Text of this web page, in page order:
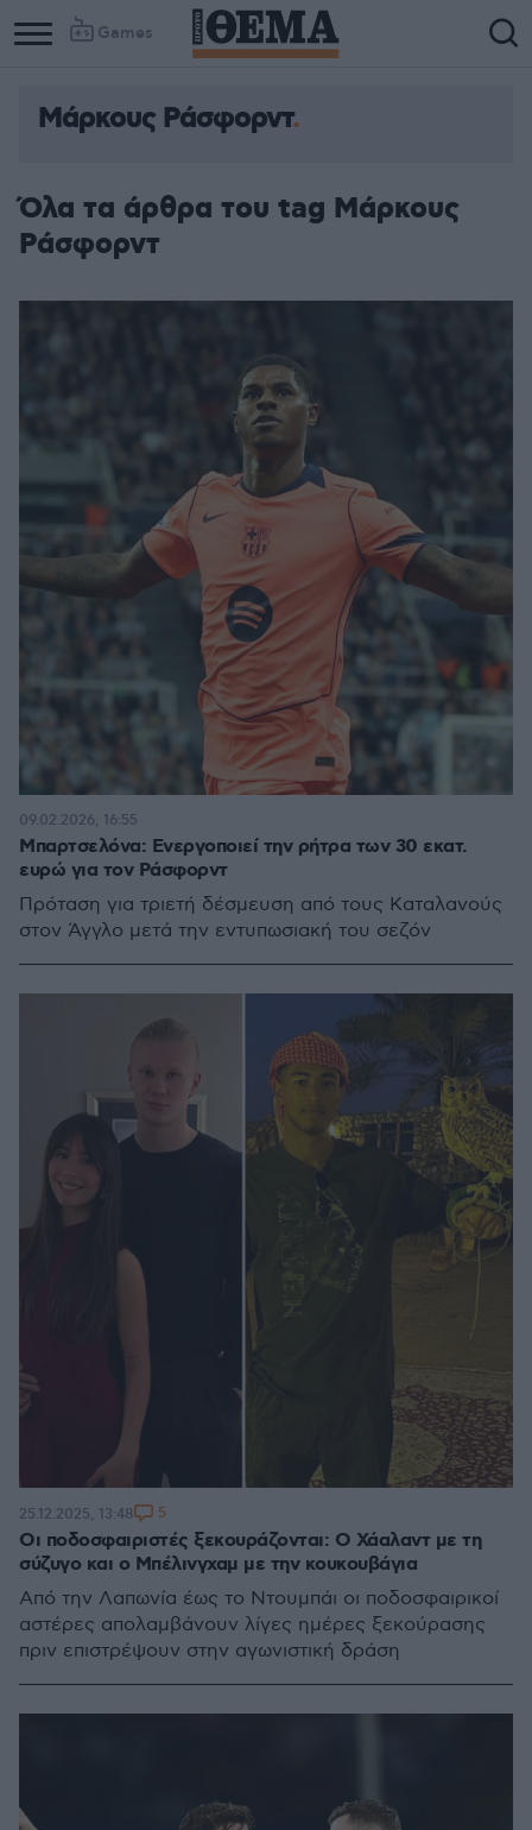
Games
Μάρκους Ράσφορντ
Όλα τα άρθρα του tag Μάρκους
Ράσφορντ
Μπαρτσελόνα: Ενεργοποιεί την ρήτρα των 30 εκατ.
ευρώ για τον Ράσφορντ
Πρόταση για τριετή δέσμευση από τους Καταλανούς
στον Άγγλο μετά την εντυπωσιακή του σεζόν
09.02.2026, 16:55
Οι ποδοσφαιριστές ξεκουράζονται: Ο Χάαλαντ με τη
σύζυγο και ο Μπέλινγχαμ με την κουκουβάγια
Από την Λαπωνία έως το Ντουμπάι οι ποδοσφαιρικοί
αστέρες απολαμβάνουν λίγες ημέρες ξεκούρασης
πριν επιστρέψουν στην αγωνιστική δράση
25.12.2025, 13:48 5